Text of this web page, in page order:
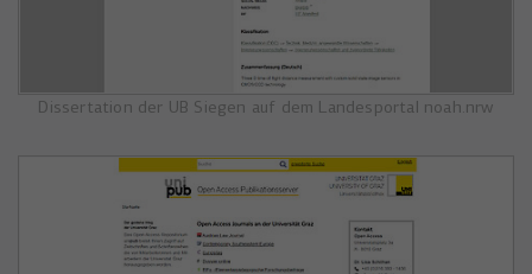
Dissertation der UB Siegen auf dem Landesportal noah.nrw